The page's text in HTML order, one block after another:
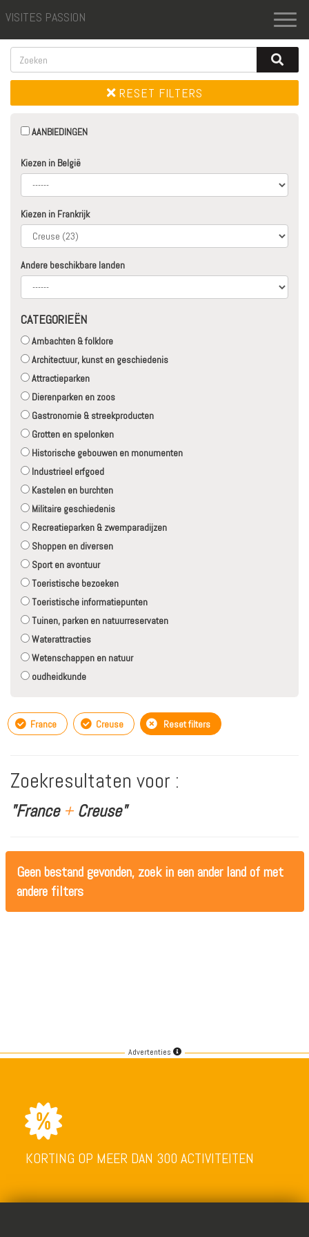
VISITES PASSION
RESET FILTERS
AANBIEDINGEN
Kiezen in België
Kiezen in Frankrijk
Andere beschikbare landen
CATEGORIEËN
Ambachten & folklore
Architectuur, kunst en geschiedenis
Attractieparken
Dierenparken en zoos
Gastronomie & streekproducten
Grotten en spelonken
Historische gebouwen en monumenten
Industrieel erfgoed
Kastelen en burchten
Militaire geschiedenis
Recreatieparken & zwemparadijzen
Shoppen en diversen
Sport en avontuur
Toeristische bezoeken
Toeristische informatiepunten
Tuinen, parken en natuurreservaten
Waterattracties
Wetenschappen en natuur
oudheidkunde
France Creuse Reset filters
Zoekresultaten voor :
"France +Creuse"
Geen bestand gevonden, zoek in een ander land of met
andere filters
Advertenties
KORTING OP MEER DAN 300 ACTIVITEITEN